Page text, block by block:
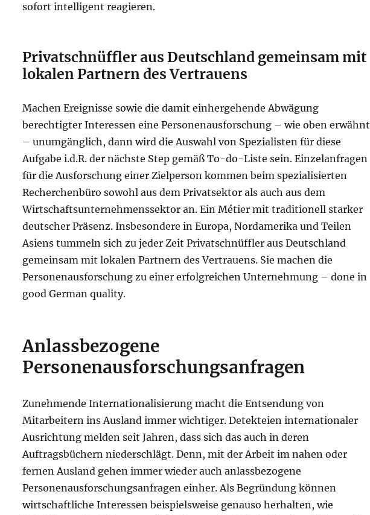
sofort intelligent reagieren.
Privatschnüffler aus Deutschland gemeinsam mit
lokalen Partnern des Vertrauens
Machen Ereignisse sowie die damit einhergehende Abwägung
berechtigter Interessen eine Personenausforschung – wie oben erwähnt
– unumgänglich, dann wird die Auswahl von Spezialisten für diese
Aufgabe i.d.R. der nächste Step gemäß To-do-Liste sein. Einzelanfragen
für die Ausforschung einer Zielperson kommen beim spezialisierten
Recherchenbüro sowohl aus dem Privatsektor als auch aus dem
Wirtschaftsunternehmenssektor an. Ein Métier mit traditionell starker
deutscher Präsenz. Insbesondere in Europa, Nordamerika und Teilen
Asiens tummeln sich zu jeder Zeit Privatschnüffler aus Deutschland
gemeinsam mit lokalen Partnern des Vertrauens. Sie machen die
Personenausforschung zu einer erfolgreichen Unternehmung – done in
good German quality.
Anlassbezogene
Personenausforschungsanfragen
Zunehmende Internationalisierung macht die Entsendung von
Mitarbeitern ins Ausland immer wichtiger. Detekteien internationaler
Ausrichtung melden seit Jahren, dass sich das auch in deren
Auftragsbüchern niederschlägt. Denn, mit der Arbeit im nahen oder
fernen Ausland gehen immer wieder auch anlassbezogene
Personenausforschungsanfragen einher. Als Begründung können
wirtschaftliche Interessen beispielsweise genauso herhalten, wie